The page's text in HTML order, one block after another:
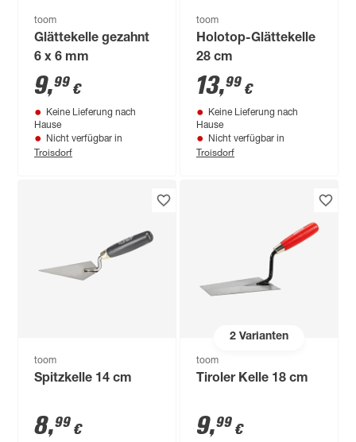
toom
Glättekelle gezahnt
6 x 6 mm
9,99 €
Keine Lieferung nach
Hause
Nicht verfügbar in
Troisdorf
toom
Holotop-Glättekelle
28 cm
13,99 €
Keine Lieferung nach
Hause
Nicht verfügbar in
Troisdorf
toom
Spitzkelle 14 cm
8,99 €
2Varianten
toom
Tiroler Kelle 18 cm
9,99 €